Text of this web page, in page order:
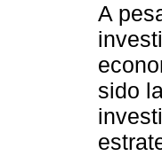
A
sido